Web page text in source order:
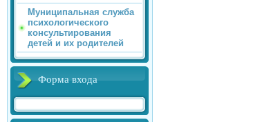
Муниципальная служба
психологического
консультирования
детей и их родителей
Форма входа